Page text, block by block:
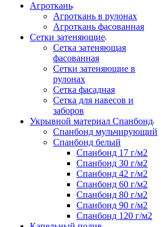
Агроткань
Агроткань в рулонах
Агроткань фасованная
Сетки затеняющие
Сетка затеняющая
фасованная
Сетки затеняющие в
рулонах
Сетка фасадная
Сетка для навесов и
заборов
Укрывной материал Спанбонд
Спанбонд мульчирующий
Спанбонд белый
Спанбонд 17 г/м2
Спанбонд 30 г/м2
Спанбонд 42 г/м2
Спанбонд 60 г/м2
Спанбонд 80 г/м2
Спанбонд 90 г/м2
Спанбонд 120 г/м2